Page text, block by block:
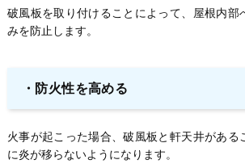
破風板を取り付けることによって、屋根内部
みを防止します。
・防火性を高める
火事が起こった場合、破風板と軒天井がある
に炎が移らないようになります。